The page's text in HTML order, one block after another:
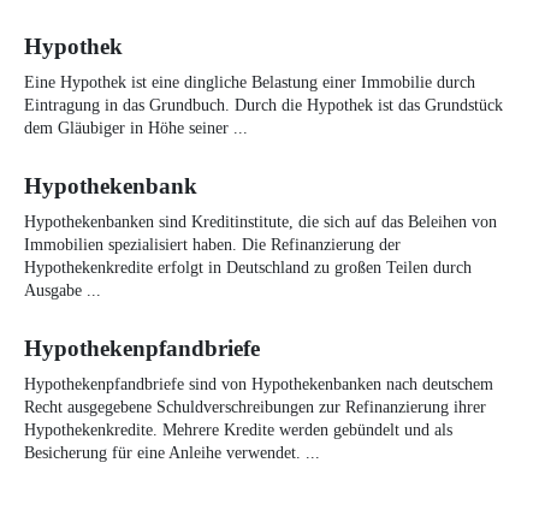
Hypothek
Eine Hypothek ist eine dingliche Belastung einer Immobilie durch
Eintragung in das Grundbuch. Durch die Hypothek ist das Grundstück
dem Gläubiger in Höhe seiner ...
Hypothekenbank
Hypothekenbanken sind Kreditinstitute, die sich auf das Beleihen von
Immobilien spezialisiert haben. Die Refinanzierung der
Hypothekenkredite erfolgt in Deutschland zu großen Teilen durch
Ausgabe ...
Hypothekenpfandbriefe
Hypothekenpfandbriefe sind von Hypothekenbanken nach deutschem
Recht ausgegebene Schuldverschreibungen zur Refinanzierung ihrer
Hypothekenkredite. Mehrere Kredite werden gebündelt und als
Besicherung für eine Anleihe verwendet. ...